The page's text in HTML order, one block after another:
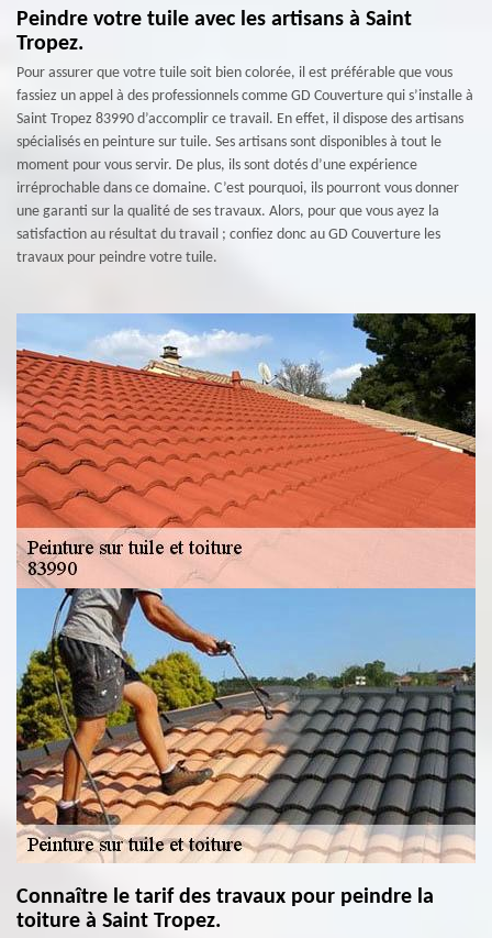
Peindre votre tuile avec les artisans à Saint
Tropez.
Pour assurer que votre tuile soit bien colorée, il est préférable que vous
fassiez un appel à des professionnels comme GD Couverture qui s’installe à
Saint Tropez 83990 d’accomplir ce travail. En effet, il dispose des artisans
spécialisés en peinture sur tuile. Ses artisans sont disponibles à tout le
moment pour vous servir. De plus, ils sont dotés d’une expérience
irréprochable dans ce domaine. C’est pourquoi, ils pourront vous donner
une garanti sur la qualité de ses travaux. Alors, pour que vous ayez la
satisfaction au résultat du travail ; confiez donc au GD Couverture les
travaux pour peindre votre tuile.
Connaître le tarif des travaux pour peindre la
toiture à Saint Tropez.